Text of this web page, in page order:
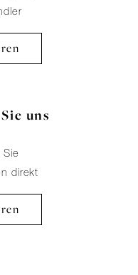
uns
Sie
direkt